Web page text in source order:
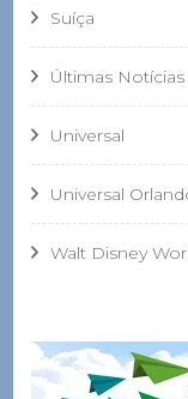
Suíça
Últimas Notícias
Universal
Universal
Walt Disney